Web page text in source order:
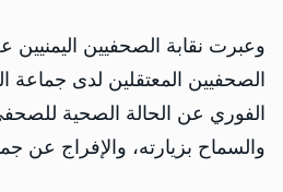
وعبرت نقابة الصحفيين اليمنيين
الصحفيين المعتقلين لدى
الفوري عن الحالة الصحية
والسماح بزيارته، والإفراج عن